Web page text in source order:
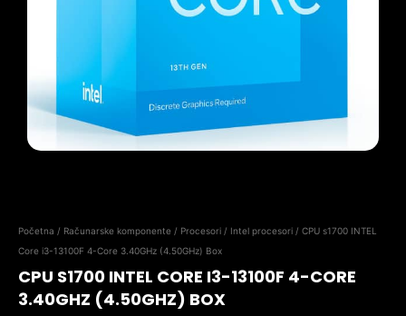
Početna / Računarske komponente / Procesori / Intel procesori / CPU s1700 INTEL
Core i3-13100F 4-Core 3.40GHz (4.50GHz) Box
CPU S1700 INTEL CORE I3-13100F 4-CORE
3.40GHZ (4.50GHZ) BOX